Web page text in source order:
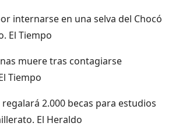
internarse en una selva del Chocó
El Tiempo
muere tras contagiarse
Tiempo
2.000 becas para estudios
El Heraldo